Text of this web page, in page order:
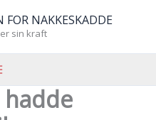
FOR NAKKESKADDE
sin kraft
hadde